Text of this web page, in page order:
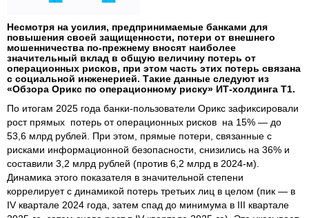
Несмотря на усилия, предпринимаемые банками для
повышения своей защищенности, потери от внешнего
мошенничества по-прежнему вносят наиболее
значительный вклад в общую величину потерь от
операционных рисков, при этом часть этих потерь связана
с социальной инженерией. Такие данные следуют из
«Обзора Орикс по операционному риску» ИТ-холдинга Т1.
По итогам 2025 года банки-пользователи Орикс зафиксировали
рост прямых потерь от операционных рисков на 15% — до
53,6 млрд рублей. При этом, прямые потери, связанные с
рисками информационной безопасности, снизились на 36% и
составили 3,2 млрд рублей (против 6,2 млрд в 2024-м).
Динамика этого показателя в значительной степени
коррелирует с динамикой потерь третьих лиц в целом (пик — в
IV квартале 2024 года, затем спад до минимума в III квартале